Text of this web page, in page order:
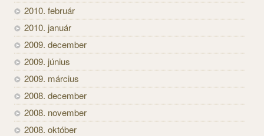
2010. február
2010. január
2009. december
2009. június
2009. március
2008. december
2008. november
2008. október